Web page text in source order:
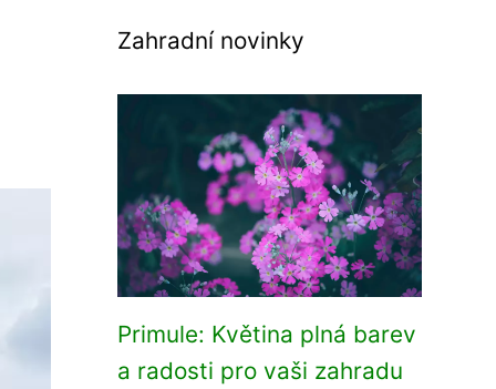
Zahradní novinky
Primule: Květina plná barev
a radosti pro vaši zahradu